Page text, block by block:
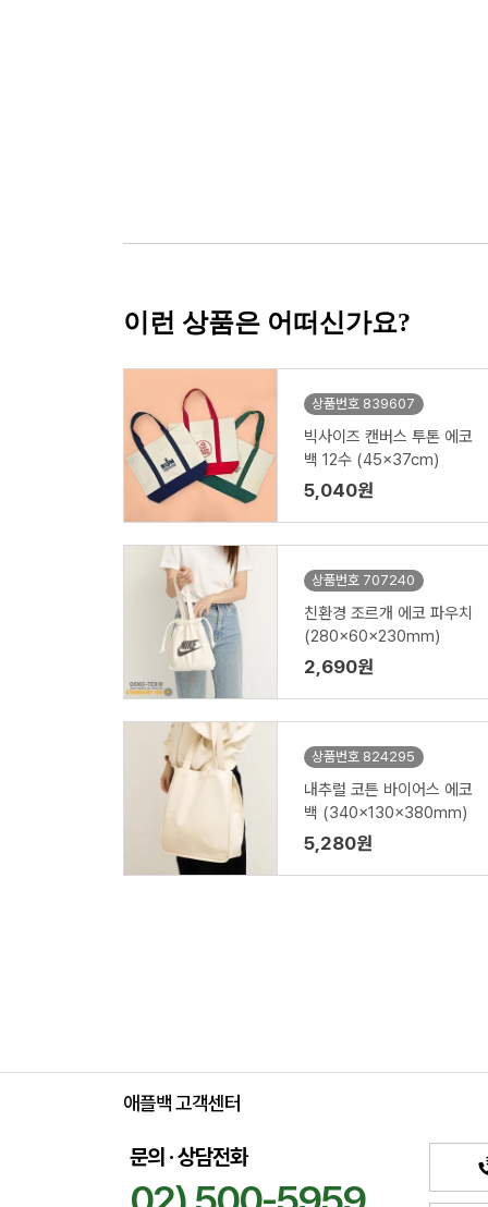
이런 상품은 어떠신가요?
상품번호 839607
빅사이즈 캔버스 투톤 에코
백 12수 (45x37cm)
5,040원
상품번호 707240
친환경 조르개 에코 파우치
(280x60x230mm)
2,690원
상품번호 824295
내추럴 코튼 바이어스 에코
백 (340x130x380mm)
5,280원
애플백 고객센터
문의 · 상담전화